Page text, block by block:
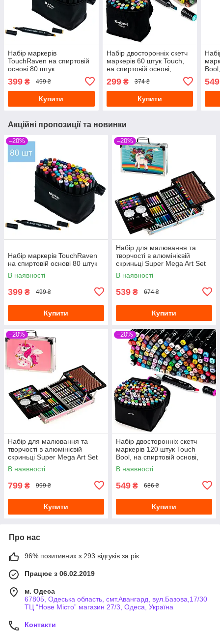
Набір маркерів
TouchRaven на спиртовій
основі 80 штук
399 ₴ 499 ₴
Купити
Набір двосторонніх скетч
маркерів 60 штук Touch,
на спиртовій основі,
299₴ 374 ₴
Купити
549
Акційні пропозиції та новинки
–20%
Набір маркерів TouchRaven
на спиртовій основі 80 штук
В наявності
399 ₴ 499 ₴
Купити
–20%
Набір для малювання та
творчості в алюмінієвій
скриньці Super Mega Art Set
144
В наявності
539 ₴ 674 ₴
Купити
–20%
Набір для малювання та
творчості в алюмінієвій
скриньці Super Mega Art Set
144 предметів Рожевий
В наявності
799 ₴ 999 ₴
Купити
–20%
Набір двосторонніх скетч
маркерів 120 штук Touch
Bool, на спиртовій основі,
чорний корпус у сумці
В наявності
549 ₴ 686 ₴
Купити
Про нас
96% позитивних з 293 відгуків за рік
Працює з 06.02.2019
м. Одеса
67805, Одеська область, смт.Авангард, вул.Базова,17/30
ТЦ “Нове Місто” магазин 27/3, Одеса, Україна
Контакти